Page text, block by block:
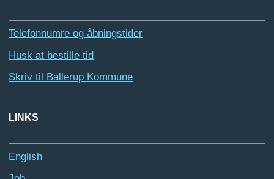
Telefonnumre og åbningstider
Husk at bestille tid
Skriv til Ballerup Kommune
LINKS
English